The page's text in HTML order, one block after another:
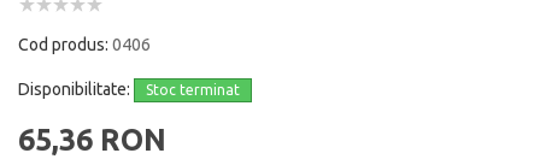
Cod produs: 0406
Disponibilitate: Stoc terminat
65,36 RON